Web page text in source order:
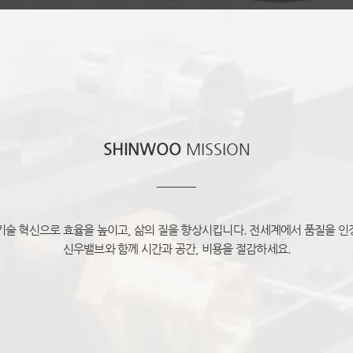
SHINWOO MISSION
술 혁신으로 효율을 높이고, 삶의 질을 향상시킵니다. 전세계에서 품질을 인
신우밸브와 함께 시간과 공간, 비용을 절감하세요.